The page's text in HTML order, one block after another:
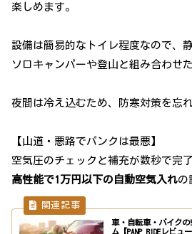
楽しめます。
設備は簡易的なトイレ程度なので、
ソロキャンパーや登山と組み合わせ
夜間は冷え込むため、防寒対策を忘れ
【山道・悪路でパンクは最悪】
空気圧のチェックと補充が数秒で完了
高性能で1万円以下の自動空気入れの
車・自転車・バイク
ム【PANP RIDEレビュー